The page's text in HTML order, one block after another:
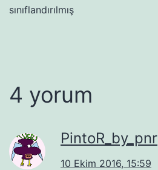
sınıflandırılmış
4 yorum
PintoR_by_pnr
10 Ekim 2016, 15:59